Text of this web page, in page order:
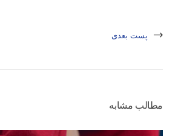
پست بعدی
مطالب مشابه